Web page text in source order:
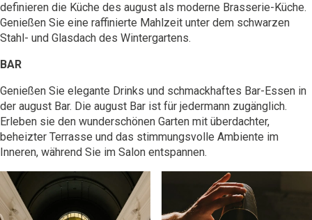
definieren die Küche des august als moderne Brasserie-Küche.
Genießen Sie eine raffinierte Mahlzeit unter dem schwarzen
Stahl- und Glasdach des Wintergartens.
BAR
Genießen Sie elegante Drinks und schmackhaftes Bar-Essen in
der august Bar. Die august Bar ist für jedermann zugänglich.
Erleben sie den wunderschönen Garten mit überdachter,
beheizter Terrasse und das stimmungsvolle Ambiente im
Inneren, während Sie im Salon entspannen.